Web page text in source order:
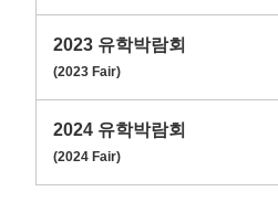
2023 유학박람회
(2023 Fair)
2024 유학박람회
(2024 Fair)